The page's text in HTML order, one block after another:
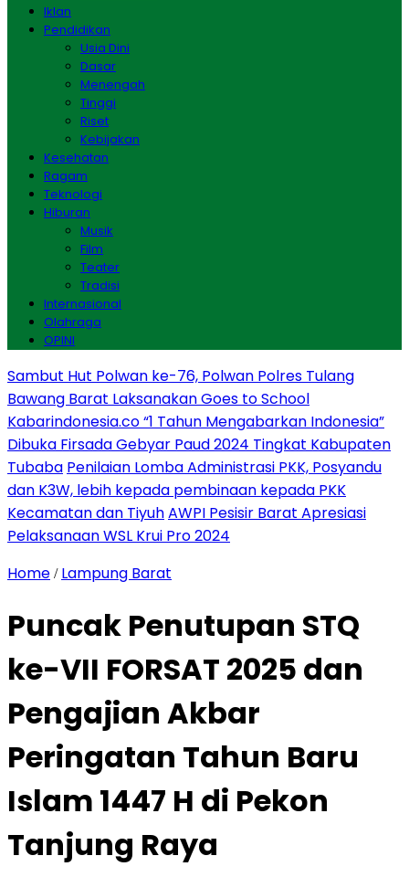
Iklan
Pendidikan
Usia Dini
Dasar
Menengah
Tinggi
Riset
Kebijakan
Kesehatan
Ragam
Teknologi
Hiburan
Musik
Film
Teater
Tradisi
Internasional
Olahraga
OPINI
Sambut Hut Polwan ke-76, Polwan Polres Tulang
Bawang Barat Laksanakan Goes to School
Kabarindonesia.co “1 Tahun Mengabarkan Indonesia”
Dibuka Firsada Gebyar Paud 2024 Tingkat Kabupaten
Tubaba Penilaian Lomba Administrasi PKK, Posyandu
dan K3W, lebih kepada pembinaan kepada PKK
Kecamatan dan TiyuhAWPI Pesisir Barat Apresiasi
Pelaksanaan WSL Krui Pro 2024
Home / Lampung Barat
Puncak Penutupan STQ
ke-VII FORSAT 2025 dan
Pengajian Akbar
Peringatan Tahun Baru
Islam 1447 H di Pekon
Tanjung Raya